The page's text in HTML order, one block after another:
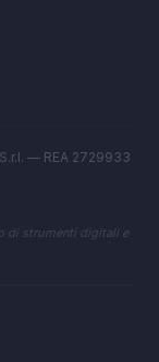
— REA 2729933
di strumenti digitali e